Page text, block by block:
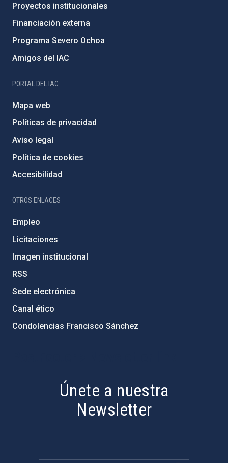
Proyectos institucionales
Financiación externa
Programa Severo Ochoa
Amigos del IAC
PORTAL DEL IAC
Mapa web
Políticas de privacidad
Aviso legal
Política de cookies
Accesibilidad
OTROS ENLACES
Empleo
Licitaciones
Imagen institucional
RSS
Sede electrónica
Canal ético
Condolencias Francisco Sánchez
Únete a nuestra
Newsletter